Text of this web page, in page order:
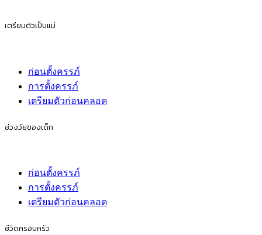
เตรียมตัวเป็นแม่
ก่อนตั้งครรภ์
การตั้งครรภ์
เตรียมตัวก่อนคลอด
ช่วงวัยของเด็ก
ก่อนตั้งครรภ์
การตั้งครรภ์
เตรียมตัวก่อนคลอด
ชีวิตครอบครัว